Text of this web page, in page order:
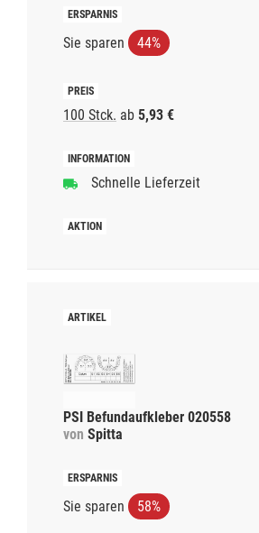
Sie sparen 44%
100 Stck. ab 5,93 €
Schnelle Lieferzeit
PSI Befundaufkleber 020558
von Spitta
Sie sparen 58%